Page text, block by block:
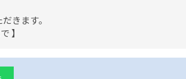
きます。
】